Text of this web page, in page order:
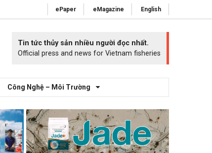
ePaper eMagazine English
Tin tức thủy sản nhiều người đọc nhất.
Official press and news for Vietnam fisheries
Công Nghệ – Môi Trường